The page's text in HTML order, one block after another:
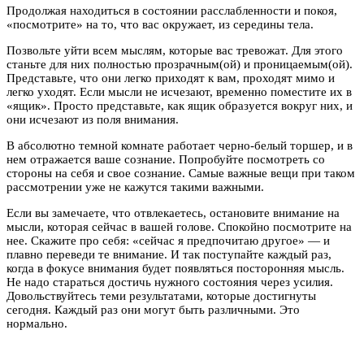
Продолжая находиться в состоянии расслабленности и покоя,
«посмотрите» на то, что вас окружает, из середины тела.
Позвольте уйти всем мыслям, которые вас тревожат. Для этого
станьте для них полностью прозрачным(ой) и проницаемым(ой).
Представьте, что они легко приходят к вам, проходят мимо и
легко уходят. Если мысли не исчезают, временно поместите их в
«ящик». Просто представьте, как ящик образуется вокруг них, и
они исчезают из поля внимания.
В абсолютно темной комнате работает черно-белый торшер, и в
нем отражается ваше сознание. Попробуйте посмотреть со
стороны на себя и свое сознание. Самые важные вещи при таком
рассмотрении уже не кажутся такими важными.
Если вы замечаете, что отвлекаетесь, остановите внимание на
мысли, которая сейчас в вашей голове. Спокойно посмотрите на
нее. Скажите про себя: «сейчас я предпочитаю другое» — и
плавно переведи те внимание. И так поступайте каждый раз,
когда в фокусе внимания будет появляться посторонняя мысль.
Не надо стараться достичь нужного состояния через усилия.
Довольствуйтесь теми результатами, которые достигнуты
сегодня. Каждый раз они могут быть различными. Это
нормально.